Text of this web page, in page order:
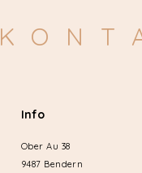
Info
Ober Au 38
9487 Bendern